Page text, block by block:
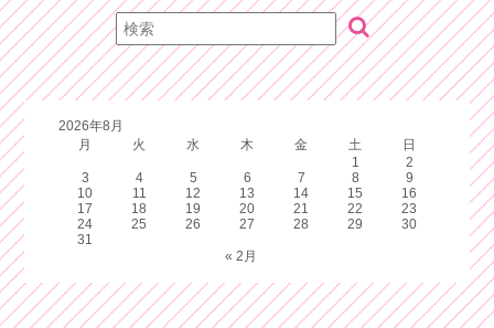
2026年8月
月
火 水 木 金 土
日
1
2
3
4 5 6 7 8
9
10
11 12 13 14 15
16
17
18 19 20 21 22
23
24
25 26 27 28 29
30
31
« 2月